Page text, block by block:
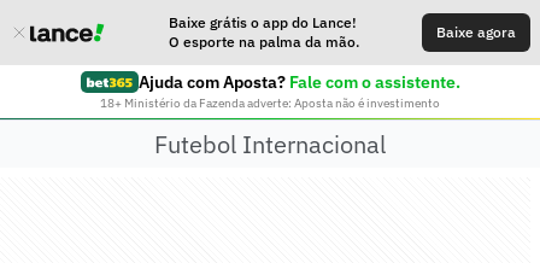
Baixe grátis o app do Lance!
O esporte na palma da mão.
Baixe agora
Ajuda com Aposta? Fale com o assistente.
18+ Ministério da Fazenda adverte: Aposta não é investimento
Futebol Internacional